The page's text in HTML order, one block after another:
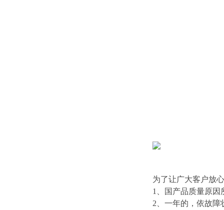
为了让广大客户放
1、国产品质量原
2、一年的，依故